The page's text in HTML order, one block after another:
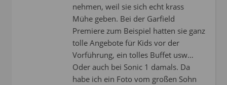
nehmen, weil sie sich echt krass
Mühe geben. Bei der Garfield
Premiere zum Beispiel hatten sie ganz
tolle Angebote für Kids vor der
Vorführung, ein tolles Buffet usw…
Oder auch bei Sonic 1 damals. Da
habe ich ein Foto vom großen Sohn